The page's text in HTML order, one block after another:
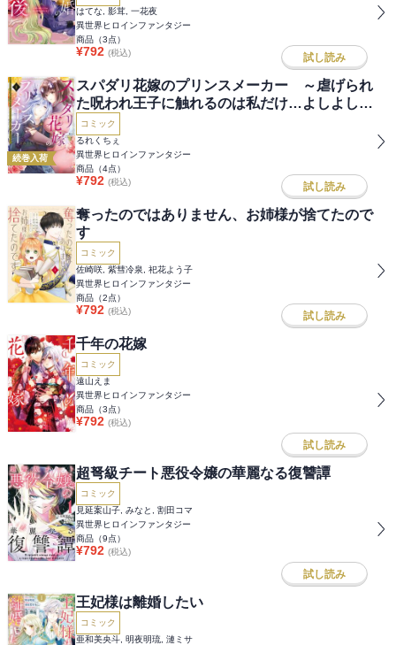
はてな, 影茸, 一花夜
異世界ヒロインファンタジー
商品（3点）
¥792 (税込) 試し読み
続巻入荷
スパダリ花嫁のプリンスメーカー ～虐げられ
た呪われ王子に触れるのは私だけ…よしよしし
て育てたら一途に溺愛されました～
コミック
るれくちぇ
異世界ヒロインファンタジー
商品（4点）
¥792 (税込) 試し読み
奪ったのではありません、お姉様が捨てたので
す
コミック
佐崎咲, 紫彗冷泉, 祀花よう子
異世界ヒロインファンタジー
商品（2点）
¥792 (税込) 試し読み
千年の花嫁
コミック
遠山えま
異世界ヒロインファンタジー
商品（3点）
¥792 (税込)
試し読み
超弩級チート悪役令嬢の華麗なる復讐譚
コミック
見延案山子, みなと, 割田コマ
異世界ヒロインファンタジー
商品（9点）
¥792 (税込)
試し読み
王妃様は離婚したい
コミック
亜和美央斗, 明夜明琉, 漣ミサ